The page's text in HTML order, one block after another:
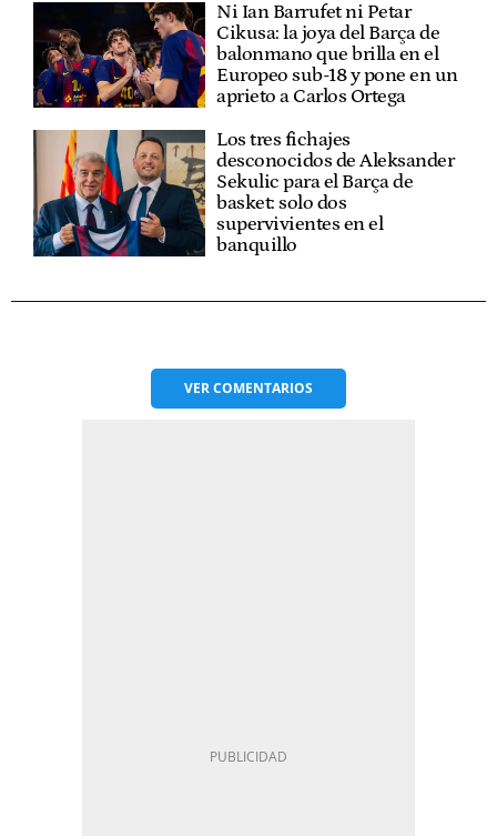
Ni Ian Barrufet ni Petar
Cikusa: la joya del Barça de
balonmano que brilla en el
Europeo sub-18 y pone en un
aprieto a Carlos Ortega
Los tres fichajes
desconocidos de Aleksander
Sekulic para el Barça de
basket: solo dos
supervivientes en el
banquillo
VERCOMENTARIOS